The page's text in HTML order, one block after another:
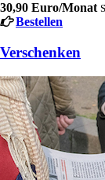
30,90 Euro/Monat
Bestellen
Verschenken